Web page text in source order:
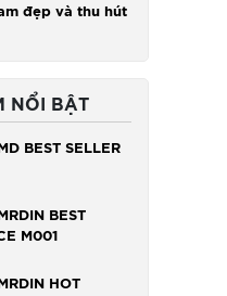
đẹp và thu hút
NỔI BẬT
BEST SELLER
BEST
M001
HOT